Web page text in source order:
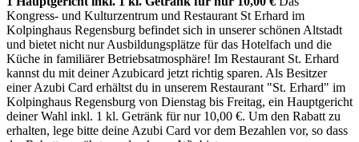
Kongress- und Kulturzentrum und Restaurant St Erhard im
Kolpinghaus Regensburg befindet sich in unserer schönen Altstadt
und bietet nicht nur Ausbildungsplätze für das Hotelfach und die
Küche in familiärer Betriebsatmosphäre! Im Restaurant St. Erhard
kannst du mit deiner Azubicard jetzt richtig sparen. Als Besitzer
einer Azubi Card erhältst du in unserem Restaurant "St. Erhard" im
Kolpinghaus Regensburg von Dienstag bis Freitag, ein Hauptgericht
deiner Wahl inkl. 1 kl. Getränk für nur 10,00 €. Um den Rabatt zu
erhalten, lege bitte deine Azubi Card vor dem Bezahlen vor, so dass